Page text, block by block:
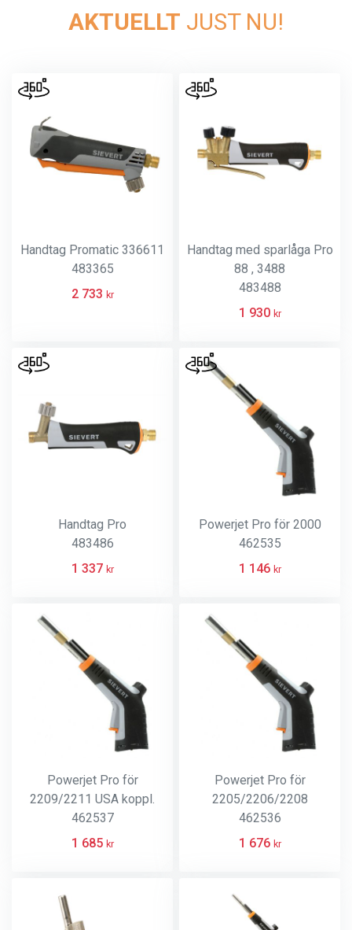
AKTUELLT JUST NU!
Handtag Promatic 336611
483365
2 733 kr
Handtag med sparlåga Pro
88 , 3488
483488
1 930 kr
Handtag Pro
483486
1 337 kr
Powerjet Pro för 2000
462535
1 146 kr
Powerjet Pro för
2209/2211 USA koppl.
462537
1 685 kr
Powerjet Pro för
2205/2206/2208
462536
1 676 kr